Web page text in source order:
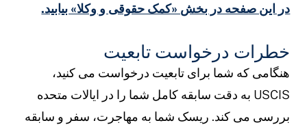
در این صفحه در بخش «کمک حقوقی و وکلا» بیابید.
خطرات درخواست تابعیت
هنگامی که شما برای تابعیت درخواست می کنید،
USCIS به دقت سابقه کامل شما را در ایالات متحده
بررسی می کند. ریسک شما به مهاجرت، سفر و سابقه